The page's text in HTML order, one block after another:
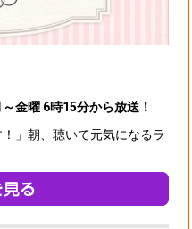
金曜 6時15分から放送！
」朝、聴いて元気になるラ